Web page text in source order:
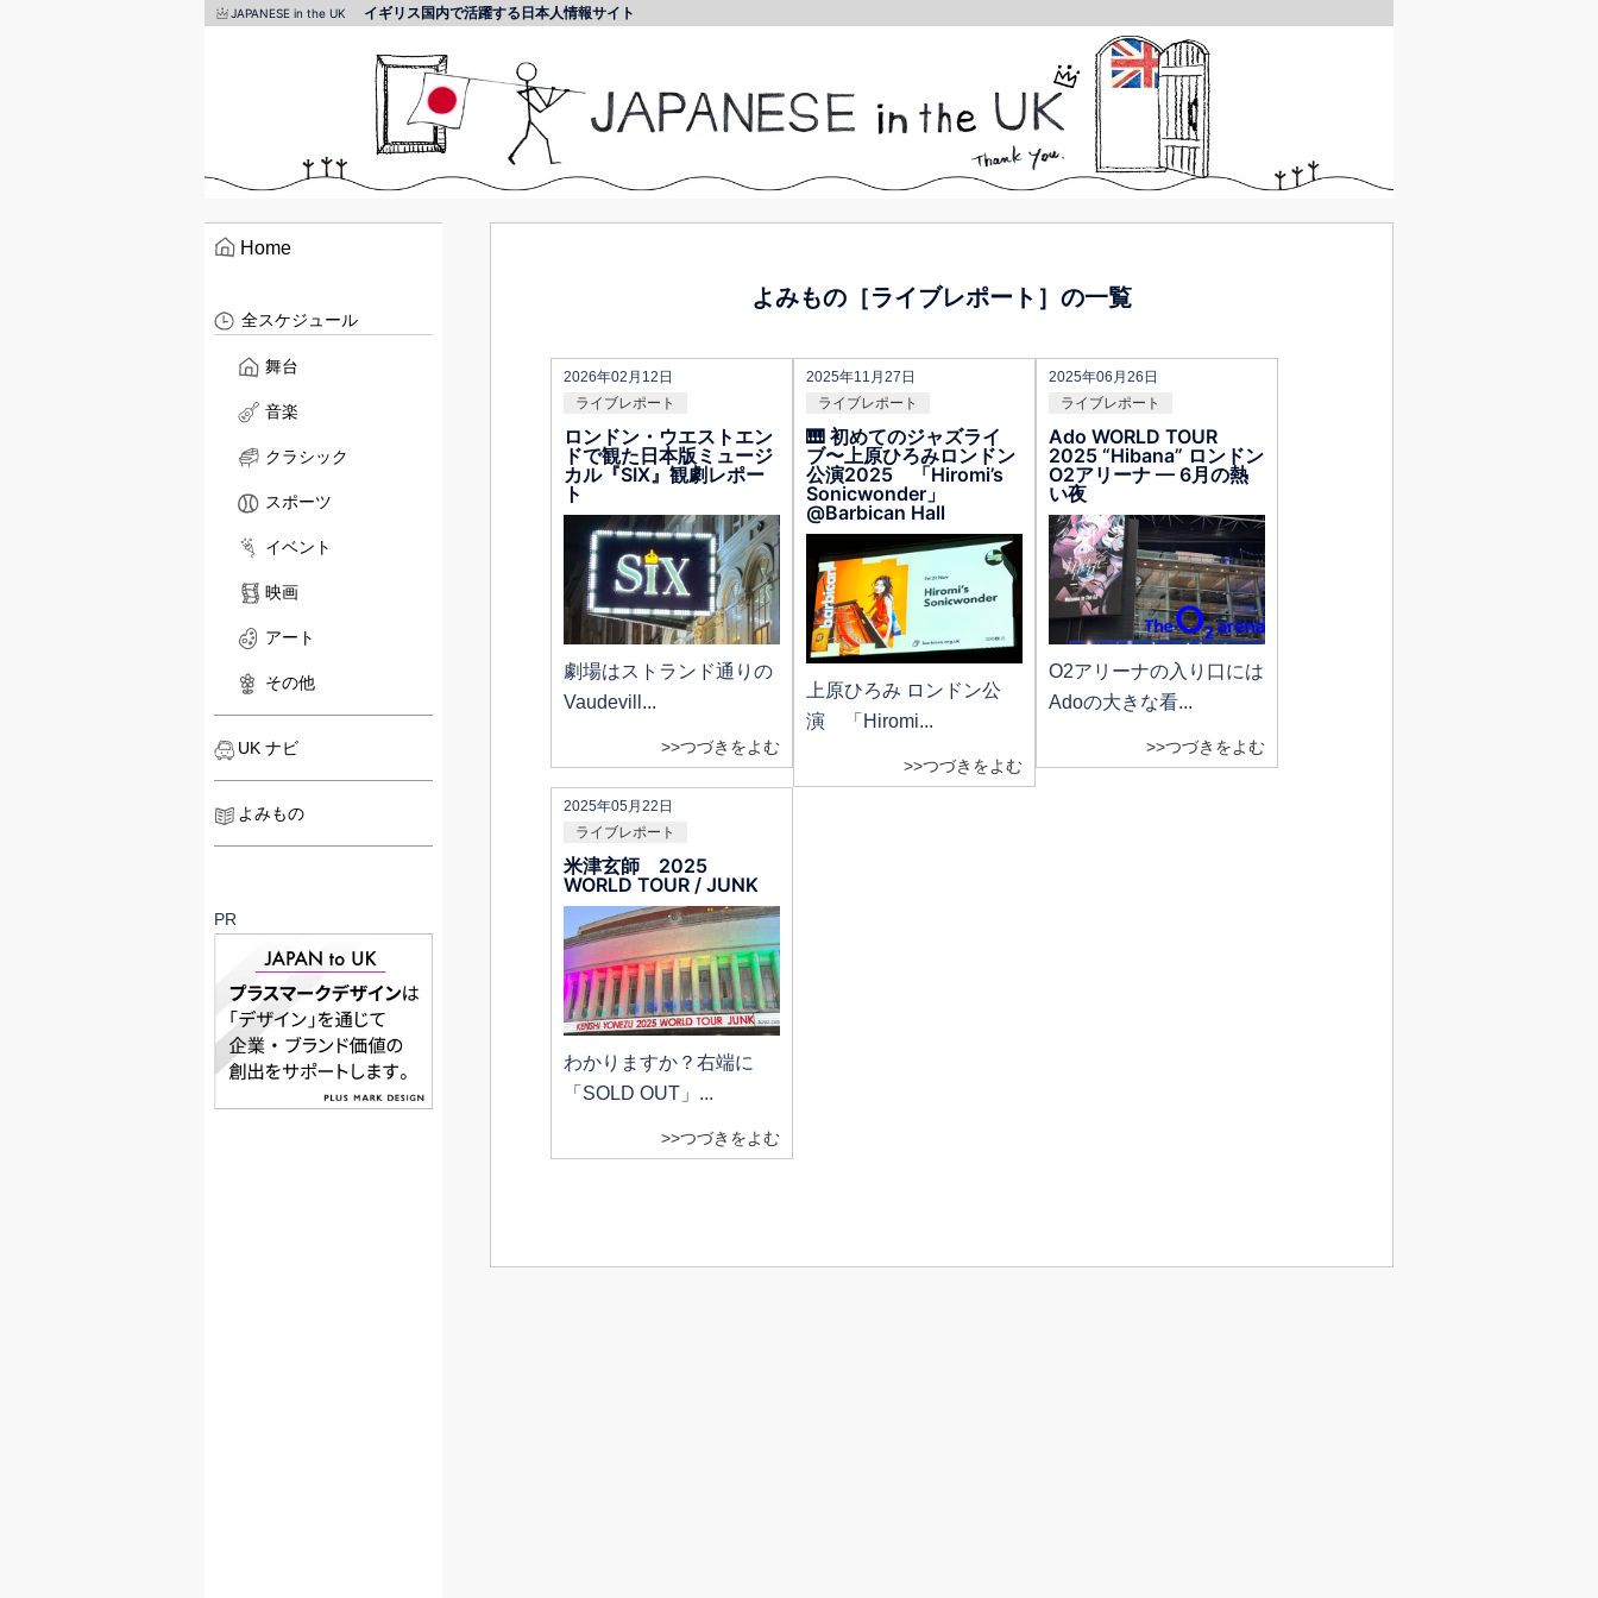
JAPANESE in the UK イギリス国内で活躍する日本人情報サイト
よみもの［ライブレポート］の一覧
2026年02月12日
ライブレポート
ロンドン・ウエストエン
ドで観た日本版ミュージ
カル『SIX』観劇レポー
ト
劇場はストランド通りの
Vaudevill...
>>つづきをよむ
2025年11月27日
ライブレポート
🎹 初めてのジャズライ
ブ〜上原ひろみロンドン
公演2025 「Hiromi’s
Sonicwonder」
@Barbican Hall
上原ひろみ ロンドン公
演 「Hiromi...
>>つづきをよむ
2025年06月26日
ライブレポート
Ado WORLD TOUR
2025 “Hibana” ロンドン
O2アリーナ — 6月の熱
い夜
O2アリーナの入り口には
Adoの大きな看...
>>つづきをよむ
2025年05月22日
ライブレポート
米津玄師 2025
WORLD TOUR / JUNK
わかりますか？右端に
「SOLD OUT」...
>>つづきをよむ
Home
全スケジュール
舞台
音楽
クラシック
スポーツ
イベント
映画
アート
その他
UK ナビ
よみもの
PR